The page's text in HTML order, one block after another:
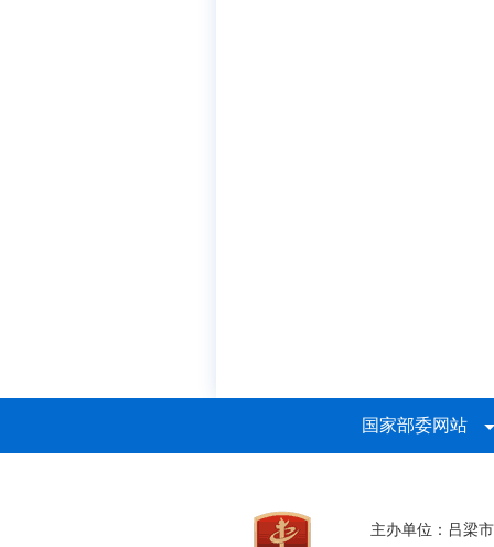
国家部委网站
主办单位：吕梁